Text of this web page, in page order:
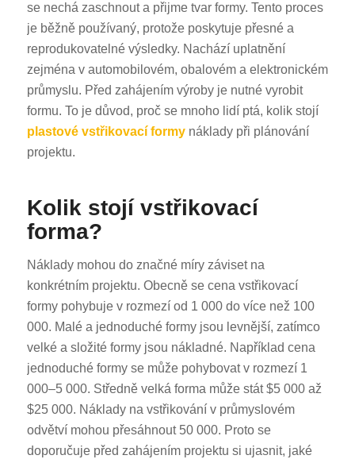
se nechá zaschnout a přijme tvar formy. Tento proces
je běžně používaný, protože poskytuje přesné a
reprodukovatelné výsledky. Nachází uplatnění
zejména v automobilovém, obalovém a elektronickém
průmyslu. Před zahájením výroby je nutné vyrobit
formu. To je důvod, proč se mnoho lidí ptá, kolik stojí
plastové vstřikovací formynáklady při plánování
projektu.
Kolik stojí vstřikovací
forma?
Náklady mohou do značné míry záviset na
konkrétním projektu. Obecně se cena vstřikovací
formy pohybuje v rozmezí od 1 000 do více než 100
000. Malé a jednoduché formy jsou levnější, zatímco
velké a složité formy jsou nákladné. Například cena
jednoduché formy se může pohybovat v rozmezí 1
000–5 000. Středně velká forma může stát $5 000 až
$25 000. Náklady na vstřikování v průmyslovém
odvětví mohou přesáhnout 50 000. Proto se
doporučuje před zahájením projektu si ujasnit, jaké